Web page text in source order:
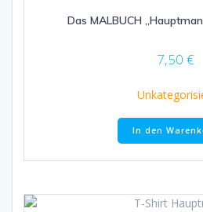
Das MALBUCH
7,50 €
In den